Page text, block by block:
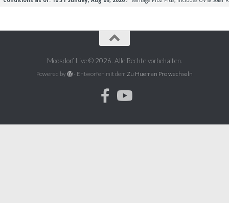
Moosdorf Live © 2026. Alle Rechte vorbehalten.
Powered by - Entworfen mit dem Zu Hueman Pro wechseln